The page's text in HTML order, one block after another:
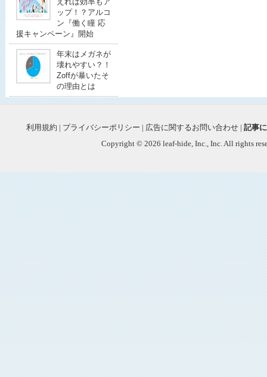
ップ！？アルコ
ン『働く瞳 応
援キャンペーン』開始
年末はメガネが
壊れやすい？！
Zoffが暴いたそ
の理由とは
利用規約 | プライバシーポリシー | 広告に関するお問い合わせ | 記事
Copyright © 2026 leaf-hide, Inc., Inc. All rights